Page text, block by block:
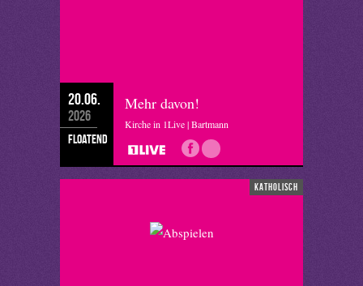
20.06.
2026
floatend
Mehr davon!
Kirche in 1Live | Bartmann
katholisch